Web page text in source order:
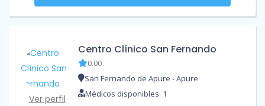
Ver perfil
Centro Clínico San Fernando
0.00
San Fernando de Apure - Apure
Médicos disponibles: 1